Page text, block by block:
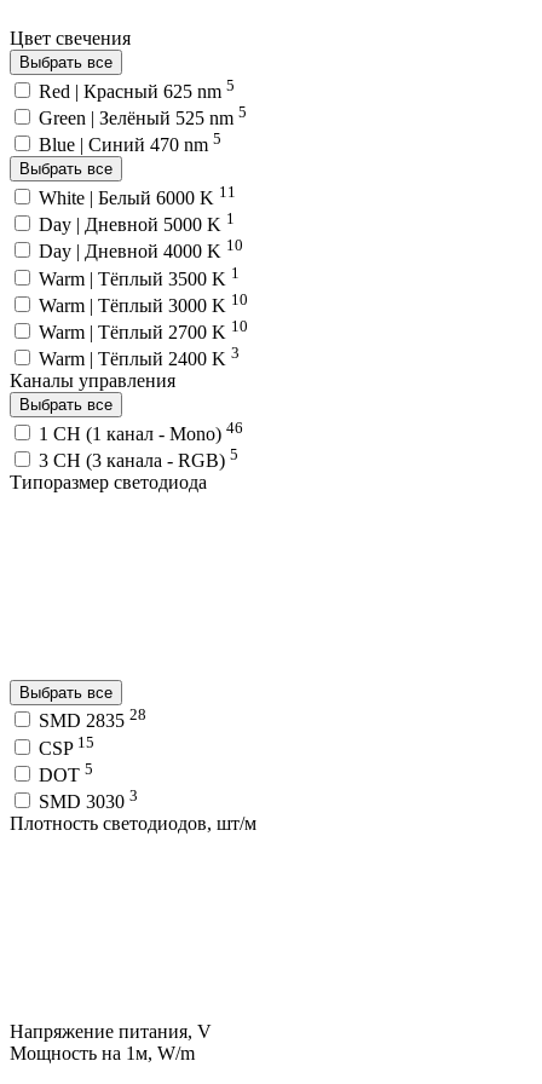
Цвет свечения
Выбрать все
Red | Красный 625 nm 5
Green | Зелёный 525 nm 5
Blue | Синий 470 nm 5
Выбрать все
White | Белый 6000 K 11
Day | Дневной 5000 K 1
Day | Дневной 4000 K 10
Warm | Тёплый 3500 K 1
Warm | Тёплый 3000 K 10
Warm | Тёплый 2700 K 10
Warm | Тёплый 2400 K 3
Каналы управления
Выбрать все
1 CH (1 канал - Mono) 46
3 CH (3 канала - RGB) 5
Типоразмер светодиода
Выбрать все
SMD 2835 28
CSP 15
DOT 5
SMD 3030 3
Плотность светодиодов, шт/м
Напряжение питания, V
Мощность на 1м, W/m